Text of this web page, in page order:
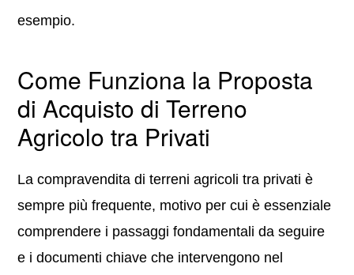
esempio.
Come Funziona la Proposta
di Acquisto di Terreno
Agricolo tra Privati
La compravendita di terreni agricoli tra privati è
sempre più frequente, motivo per cui è essenziale
comprendere i passaggi fondamentali da seguire
e i documenti chiave che intervengono nel